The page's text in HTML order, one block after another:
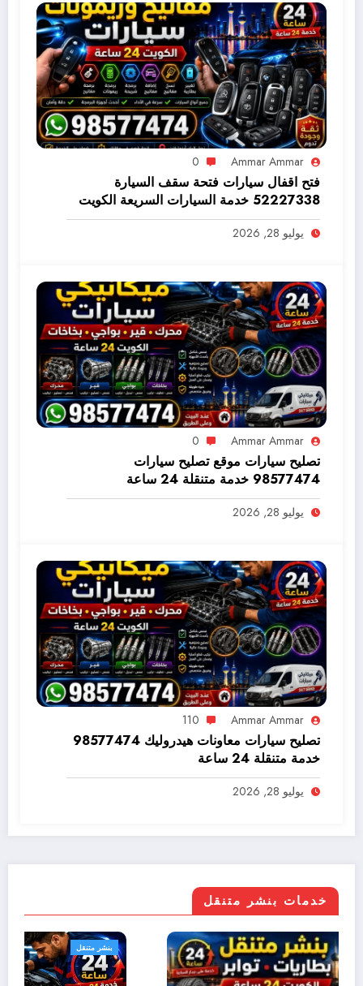
Ammar Ammar
0
فتح اقفال سيارات فتحة سقف السيارة
52227338 خدمة السيارات السريعة الكويت
98577474
يوليو 28, 2026
Ammar Ammar
0
تصليح سيارات موقع تصليح سيارات
98577474 خدمة متنقلة 24 ساعة
يوليو 28, 2026
Ammar Ammar
110
تصليح سيارات معاونات هيدروليك 98577474
خدمة متنقلة 24 ساعة
يوليو 28, 2026
خدمات بنشر متنقل
بنشر متنقل